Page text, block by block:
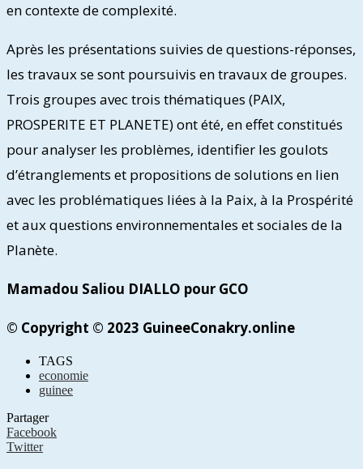
en contexte de complexité.
Après les présentations suivies de questions-réponses,
les travaux se sont poursuivis en travaux de groupes.
Trois groupes avec trois thématiques (PAIX,
PROSPERITE ET PLANETE) ont été, en effet constitués
pour analyser les problèmes, identifier les goulots
d’étranglements et propositions de solutions en lien
avec les problématiques liées à la Paix, à la Prospérité
et aux questions environnementales et sociales de la
Planète.
Mamadou Saliou DIALLO pour GCO
© Copyright © 2023 GuineeConakry.online
TAGS
economie
guinee
Partager
Facebook
Twitter